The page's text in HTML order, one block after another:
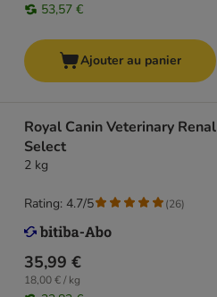
53,57 €
Ajouter au panier
Royal Canin Veterinary Renal
Select
2 kg
35,99 €
18,00 € / kg
Rating: 4.7/5 (26)